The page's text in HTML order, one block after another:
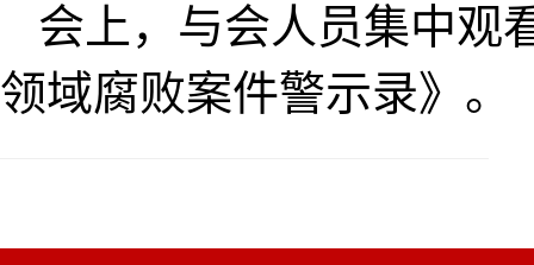
会上，与会人员集中观
领域腐败案件警示录》 。